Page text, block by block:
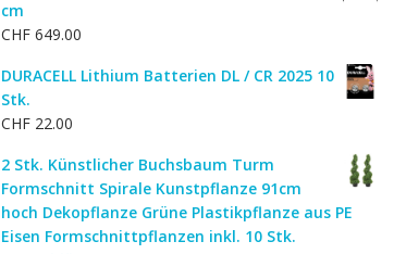
cm
CHF649.00
DURACELL Lithium Batterien DL / CR 2025 10
Stk.
CHF22.00
2 Stk. Künstlicher Buchsbaum Turm
Formschnitt Spirale Kunstpflanze 91cm
hoch Dekopflanze Grüne Plastikpflanze aus PE
Eisen Formschnittpflanzen inkl. 10 Stk.